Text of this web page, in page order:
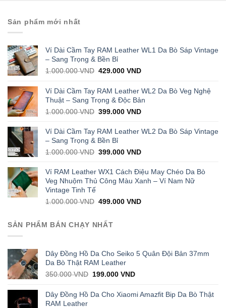
Sản phẩm mới nhất
Ví Dài Cầm Tay RAM Leather WL1 Da Bò Sáp Vintage
– Sang Trọng & Bền Bỉ
1.000.000VND Original
was:
1.000.000 VND.
429.000VNDCurrent
is:
429.000 VND.
Ví Dài Cầm Tay RAM Leather WL2 Da Bò Veg Nghệ
Thuật – Sang Trọng & Độc Bản
1.000.000VND Original
was:
1.000.000 VND.
399.000VNDCurrent
is:
Ví Dài Cầm Tay RAM Leather WL2 Da Bò Sáp Vintage
– Sang Trọng & Bền Bỉ
1.000.000VND Original
was:
1.000.000 VND.
399.000VNDCurrent
is:
399.000 VND.
Ví RAM Leather WX1 Cách Điệu May Chéo Da Bò
Veg Nhuộm Thủ Công Màu Xanh – Ví Nam Nữ
Vintage Tinh Tế
1.000.000VND Original
was:
1.000.000 VND.
499.000VNDCurrent
SẢN PHẨM BÁN CHẠY NHẤT
Dây Đồng Hồ Da Cho Seiko 5 Quân Đội Bản 37mm
Da Bò Thật RAM Leather
350.000VND Original
was:
199.000VNDCurrent
is:
199.000 VND.
Dây Đồng Hồ Da Cho Xiaomi Amazfit Bip Da Bò Thật
RAM Leather